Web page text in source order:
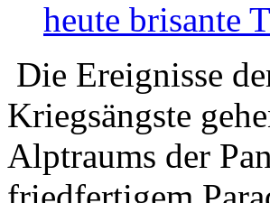
heute brisante
Die Ereignisse
Kriegsängste
Alptraums der